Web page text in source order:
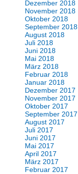
Dezember 2018
November 2018
Oktober 2018
September 2018
August 2018
Juli 2018
Juni 2018
Mai 2018
März 2018
Februar 2018
Januar 2018
Dezember 2017
November 2017
Oktober 2017
September 2017
August 2017
Juli 2017
Juni 2017
Mai 2017
April 2017
März 2017
Februar 2017